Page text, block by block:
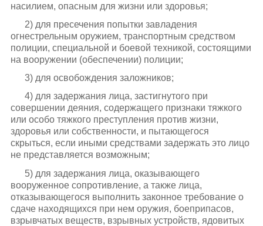
насилием, опасным для жизни или здоровья;
2) для пресечения попытки завладения
огнестрельным оружием, транспортным средством
полиции, специальной и боевой техникой, состоящими
на вооружении (обеспечении) полиции;
3) для освобождения заложников;
4) для задержания лица, застигнутого при
совершении деяния, содержащего признаки тяжкого
или особо тяжкого преступления против жизни,
здоровья или собственности, и пытающегося
скрыться, если иными средствами задержать это лицо
не представляется возможным;
5) для задержания лица, оказывающего
вооруженное сопротивление, а также лица,
отказывающегося выполнить законное требование о
сдаче находящихся при нем оружия, боеприпасов,
взрывчатых веществ, взрывных устройств, ядовитых